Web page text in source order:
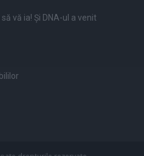
vă ia! Și DNA-ul a venit